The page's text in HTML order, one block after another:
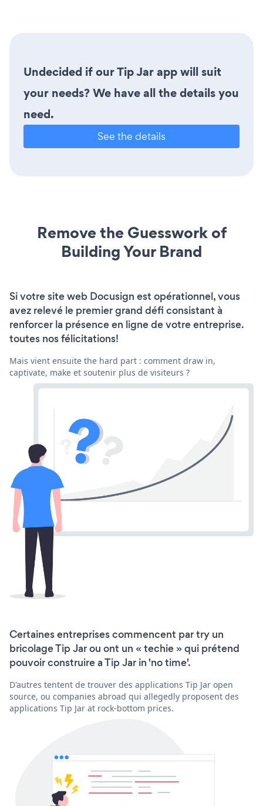
Undecided if our Tip Jar app will suit
your needs? We have all the details you
need.
See the details
Remove the Guesswork of
Building Your Brand
Si votre site web Docusign est opérationnel, vous
avez relevé le premier grand défi consistant à
renforcer la présence en ligne de votre entreprise.
toutes nos félicitations!
Mais vient ensuite the hard part : comment draw in,
captivate, make et soutenir plus de visiteurs ?
Certaines entreprises commencent par try un
bricolage Tip Jar ou ont un « techie » qui prétend
pouvoir construire a Tip Jar in 'no time'.
D'autres tentent de trouver des applications Tip Jar open
source, ou companies abroad qui allegedly proposent des
applications Tip Jar at rock-bottom prices.